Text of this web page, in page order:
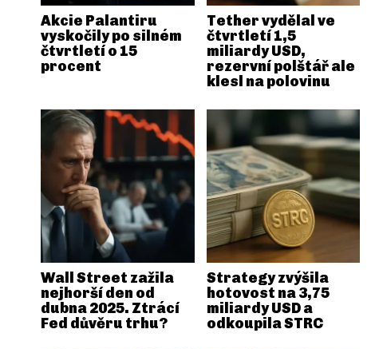
Akcie Palantiru
vyskočily po silném
čtvrtletí o 15
procent
Tether vydělal ve
čtvrtletí 1,5
miliardy USD,
rezervní polštář ale
klesl na polovinu
Wall Street zažila
nejhorší den od
dubna 2025. Ztrácí
Fed důvěru trhu?
Strategy zvýšila
hotovost na 3,75
miliardy USD a
odkoupila STRC